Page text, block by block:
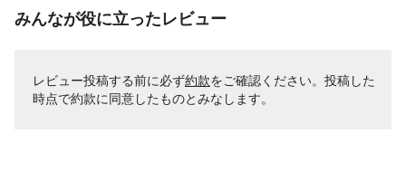
みんなが役に立ったレビュー
レビュー投稿する前に必ず約款をご確認ください。投稿した
時点で約款に同意したものとみなします。